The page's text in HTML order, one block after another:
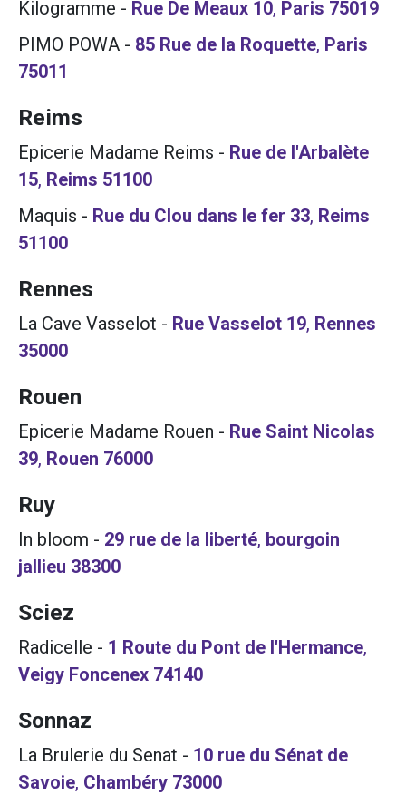
Kilogramme - Rue De Meaux 10, Paris 75019
PIMO POWA - 85 Rue de la Roquette, Paris
75011
Reims
Epicerie Madame Reims - Rue de l'Arbalète
15, Reims 51100
Maquis - Rue du Clou dans le fer 33, Reims
51100
Rennes
La Cave Vasselot - Rue Vasselot 19, Rennes
35000
Rouen
Epicerie Madame Rouen - Rue Saint Nicolas
39, Rouen 76000
Ruy
In bloom - 29 rue de la liberté, bourgoin
jallieu 38300
Sciez
Radicelle - 1 Route du Pont de l'Hermance,
Veigy Foncenex 74140
Sonnaz
La Brulerie du Senat - 10 rue du Sénat de
Savoie, Chambéry 73000